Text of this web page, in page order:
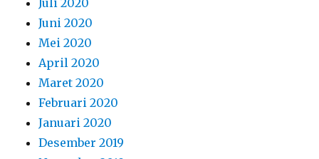
Juni 2020
Mei 2020
April 2020
Maret 2020
Februari 2020
Januari 2020
Desember 2019